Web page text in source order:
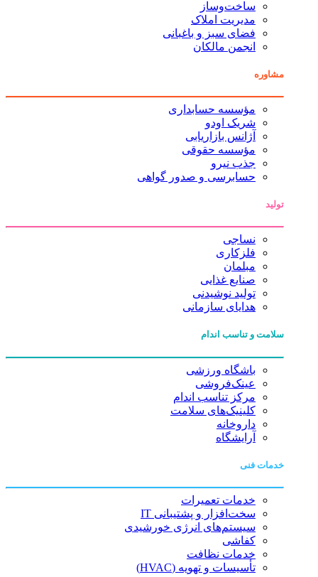
ساخت‌وساز
مدیریت املاک
فضای سبز و باغبانی
انجمن مالکان
مشاوره
مؤسسه حسابداری
شریک اودو
آژانس بازاریابی
مؤسسه حقوقی
جذب نیرو
حسابرسی و صدور گواهی
نساجی
فلزکاری
مبلمان
صنایع غذایی
تولید نوشیدنی
هدایای سازمانی
سلامت و تناسب اندام
باشگاه ورزشی
عینک‌فروشی
مرکز تناسب اندام
کلینیک‌های سلامت
داروخانه
آرایشگاه
خدمات فنی
خدمات تعمیرات
سخت‌افزار و پشتیبانی IT
سیستم‌های انرژی خورشیدی
کفاشی
خدمات نظافت
تأسیسات و تهویه (HVAC)